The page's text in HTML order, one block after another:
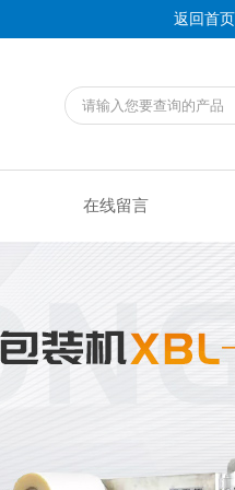
返回首页
在线留言